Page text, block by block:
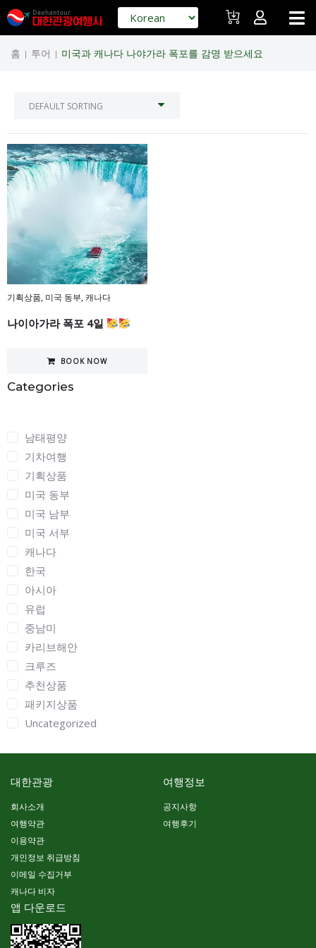
홈 | 투어 | 미국과 캐나다 나야가라 폭포를 감명 받으세요
Categories
남태평양
기차여행
기획상품
미국 동부
미국 남부
미국 서부
캐나다
한국
아시아
유럽
중남미
카리브해안
크루즈
추천상품
패키지상품
Uncategorized
기획상품, 미국 동부,캐나다
나이아가라 폭포 4일
BOOK NOW
대한관광
회사소개
여행약관
이용약관
개인정보 취급방침
이메일 수집거부
캐나다 비자
여행정보
공지사항
여행후기
앱 다운로드